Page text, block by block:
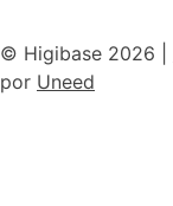
© Higibase 2026 |
por Uneed